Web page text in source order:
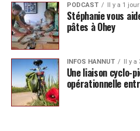
PODCAST Il y a 1 jour
Stéphanie vous
pâtes à Ohey
INFOS HANNUT Il y a
Une liaison cyclo-
opérationnelle